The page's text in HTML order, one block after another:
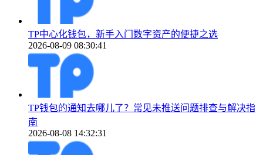
TP中心化钱包，新手入门数字资产的便捷之选
2026-08-09 08:30:41
TP钱包的通知去哪儿了？常见未推送问题排查与解决指
南
2026-08-08 14:32:31